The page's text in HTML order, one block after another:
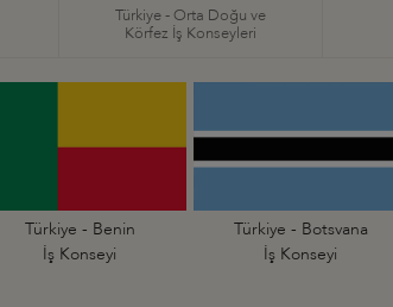
Türkiye - Orta Doğu ve
Körfez İş Konseyleri
Türkiye - Benin
İş Konseyi
Türkiye - Botsvana
İş Konseyi